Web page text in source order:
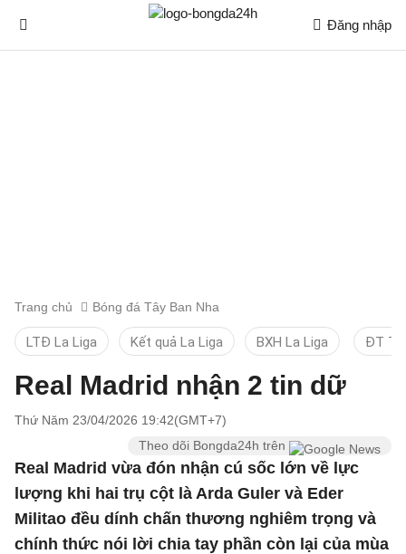
Đăng nhập
Trang chủ Bóng đá Tây Ban Nha
LTĐ La Liga Kết quả La Liga BXH La Liga ĐT
Real Madrid nhận 2 tin dữ
Thứ Năm 23/04/2026 19:42(GMT+7)
Theo dõi Bongda24h trên
Real Madrid vừa đón nhận cú sốc lớn về lực
lượng khi hai trụ cột là Arda Guler và Eder
Militao đều dính chấn thương nghiêm trọng và
chính thức nói lời chia tay phần còn lại của mùa